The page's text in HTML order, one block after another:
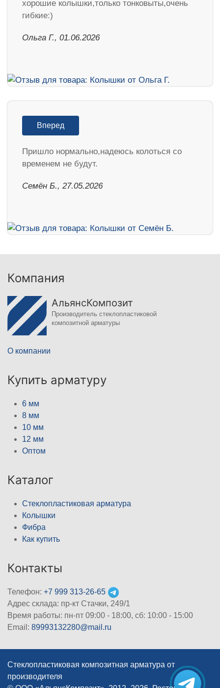
хорошие колышки,только тонковыты,очень
гибкие:)
Ольга Г., 01.06.2026
Вперед
Пришло нормально,надеюсь колоться со
временем не будут.
Семён Б., 27.05.2026
Компания
АльянсКомпозит
Производитель стеклопластиковой
композитной арматуры
О компании
Купить арматуру
6 мм
8 мм
10 мм
12 мм
Оптом
Каталог
Стеклопластиковая арматура
Колышки
Фибра
Как купить
Контакты
Телефон: +7 999 313-26-65
Адрес склада: пр-кт Стачки, 249/1
Время работы: пн-пт 09:00 - 18:00, cб: 10:00 - 15:00
Email: 89993132280@mail.ru
Стеклопластиковая композитная арматура от
производителя